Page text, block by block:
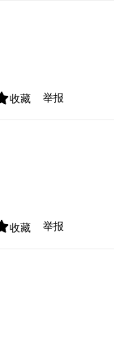
收藏 举报
收藏 举报